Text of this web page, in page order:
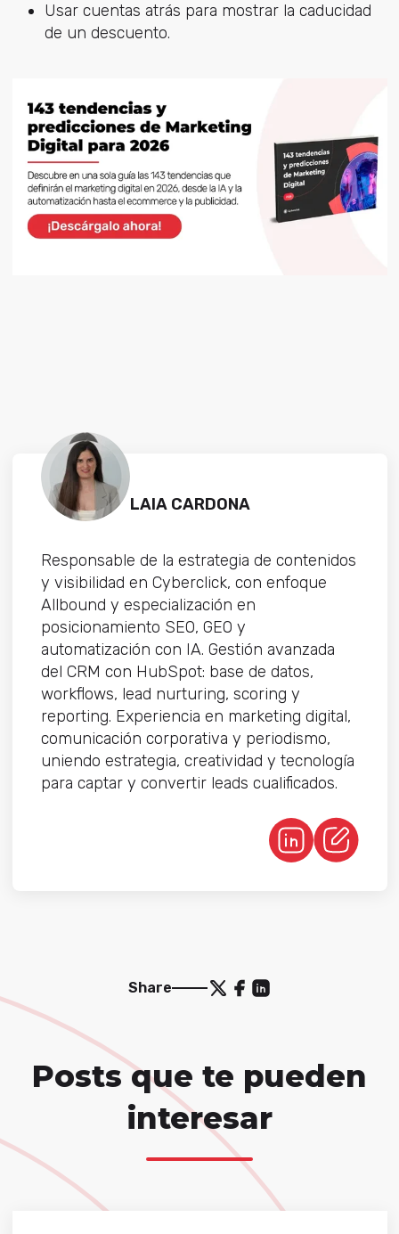
Usar cuentas atrás para mostrar la caducidad
de un descuento.
LAIA CARDONA
Responsable de la estrategia de contenidos
y visibilidad en Cyberclick, con enfoque
Allbound y especialización en
posicionamiento SEO, GEO y
automatización con IA. Gestión avanzada
del CRM con HubSpot: base de datos,
workflows, lead nurturing, scoring y
reporting. Experiencia en marketing digital,
comunicación corporativa y periodismo,
uniendo estrategia, creatividad y tecnología
para captar y convertir leads cualificados.
Share
Posts que te pueden
interesar